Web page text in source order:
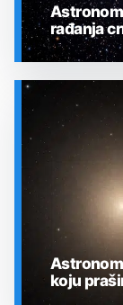
SVEMIR
rađanja
koju